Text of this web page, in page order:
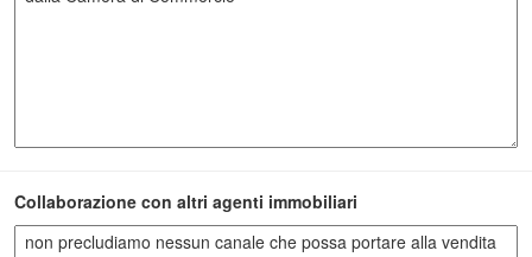
Collaborazione con altri agenti immobiliari